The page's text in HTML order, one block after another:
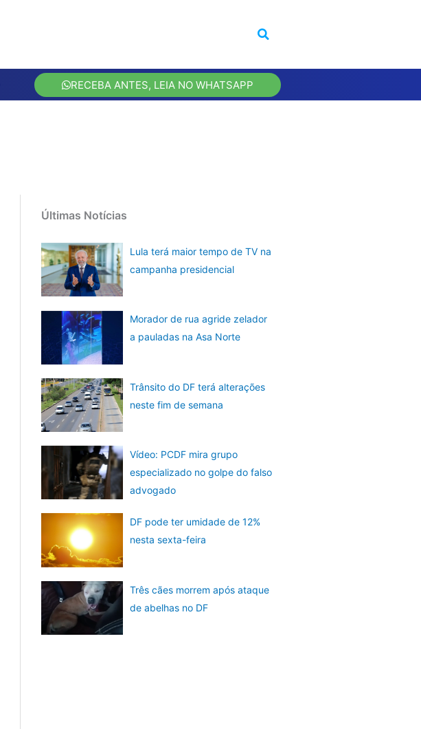
RECEBA ANTES, LEIA NO WHATSAPP
Últimas Notícias
Lula terá maior tempo de TV na
campanha presidencial
Morador de rua agride zelador
a pauladas na Asa Norte
Trânsito do DF terá alterações
neste fim de semana
Vídeo: PCDF mira grupo
especializado no golpe do falso
advogado
DF pode ter umidade de 12%
nesta sexta-feira
Três cães morrem após ataque
de abelhas no DF